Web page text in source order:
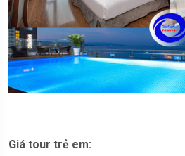
Giá tour trẻ em: